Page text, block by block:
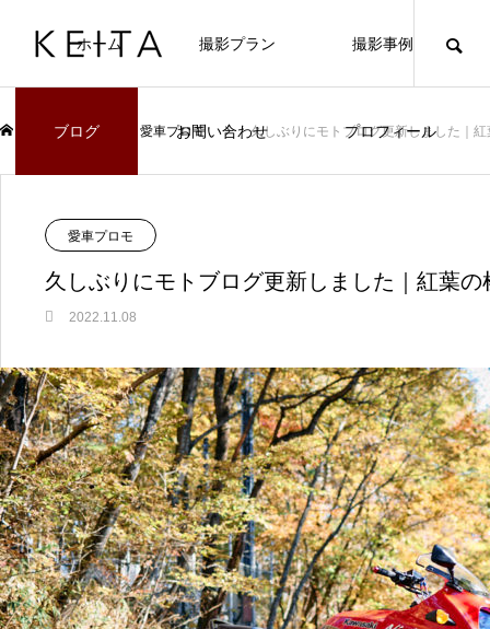
ホーム 撮影プラン 撮影事例
ブログ お問い合わせ プロフィール
ブログ 愛車プロモ 久しぶりにモトブログ更新しました｜
愛車プロモ
久しぶりにモトブログ更新しました｜紅葉の
2022.11.08